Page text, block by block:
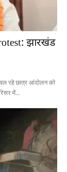
झारखंड
रहे छात्र आंदोलन को
में...